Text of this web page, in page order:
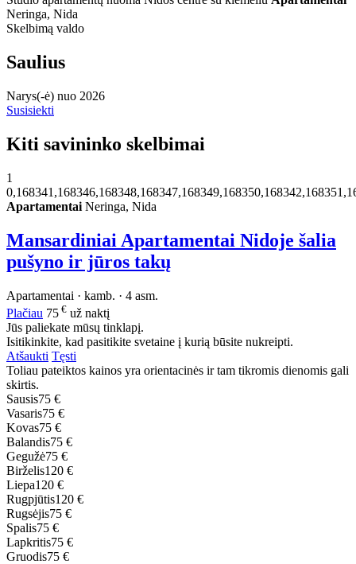
Neringa, Nida
Skelbimą valdo
Saulius
Narys(-ė) nuo 2026
Susisiekti
Kiti savininko skelbimai
1
Apartamentai Neringa, Nida
Mansardiniai Apartamentai Nidoje šalia
pušyno ir jūros takų
Apartamentai · kamb. · 4 asm.
Plačiau 75 € už naktį
Jūs paliekate mūsų tinklapį.
Isitikinkite, kad pasitikite svetaine į kurią būsite nukreipti.
Atšaukti Tęsti
Toliau pateiktos kainos yra orientacinės ir tam tikromis dienomis gali
skirtis.
Sausis75 €
Vasaris75 €
Kovas75 €
Balandis75 €
Gegužė75 €
Birželis120 €
Liepa120 €
Rugpjūtis120 €
Rugsėjis75 €
Spalis75 €
Lapkritis75 €
Gruodis75 €